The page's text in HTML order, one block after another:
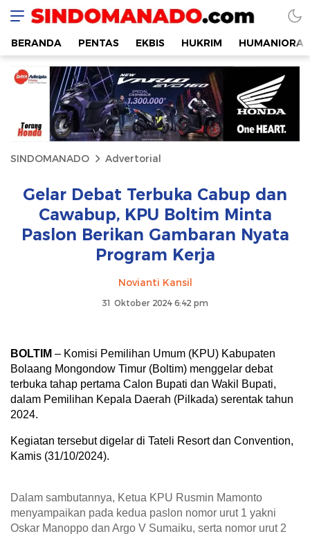
SINDOMANADO
Informatif dan Edukatif
BERANDA PENTAS EKBIS HUKRIM HUMANIORA
SINDOMANADO Advertorial
Gelar Debat Terbuka Cabup dan
Cawabup, KPU Boltim Minta
Paslon Berikan Gambaran Nyata
Program Kerja
Novianti Kansil
31 Oktober 2024 6:42 pm
BOLTIM – Komisi Pemilihan Umum (KPU) Kabupaten
Bolaang Mongondow Timur (Boltim) menggelar debat
terbuka tahap pertama Calon Bupati dan Wakil Bupati,
dalam Pemilihan Kepala Daerah (Pilkada) serentak tahun
2024.
Kegiatan tersebut digelar di Tateli Resort dan Convention,
Kamis (31/10/2024).
Dalam sambutannya, Ketua KPU Rusmin Mamonto
menyampaikan pada kedua paslon nomor urut 1 yakni
Oskar Manoppo dan Argo V Sumaiku, serta nomor urut 2